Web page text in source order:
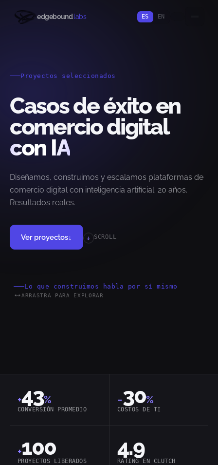
edgebound labs ES EN
Proyectos seleccionados
Casos de éxito en
comercio digital
con IA
Diseñamos, construimos y escalamos plataformas de
comercio digital con inteligencia artificial. 20 años.
Resultados reales.
Ver proyectos↓ SCROLL
Lo que construimos habla por sí mismo
ARRASTRA PARA EXPLORAR
MACH Headless Cloud-Native
+43%
CONVERSIÓN PROMEDIO
−30%
COSTOS DE TI
+100
PROYECTOS LIBERADOS
4.9
RATING EN CLUTCH